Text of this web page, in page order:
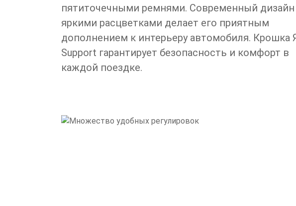
пятиточечными ремнями. Современный дизайн
яркими расцветками делает его приятным
дополнением к интерьеру автомобиля. Крошка
Support гарантирует безопасность и комфорт в
каждой поездке.